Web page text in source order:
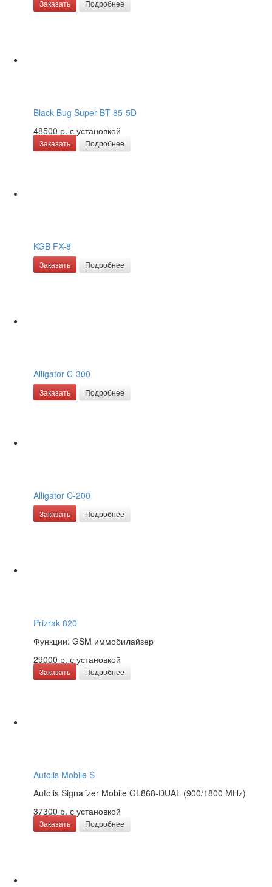
Заказать Подробнее
Black Bug Super BT-85-5D
48500 р. с установкой
Заказать Подробнее
KGB FX-8
Заказать Подробнее
Alligator C-300
Заказать Подробнее
Alligator C-200
Заказать Подробнее
Prizrak 820
Функции: GSM иммобилайзер
29000 р. с установкой
Заказать Подробнее
Autolis Mobile S
Autolis Signalizer Mobile GL868-DUAL (900/1800 MHz)
37300 р. с установкой
Заказать Подробнее